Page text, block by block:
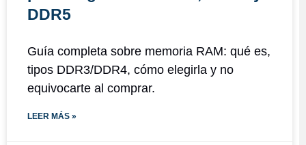
DDR5
Guía completa sobre memoria RAM: qué es,
tipos DDR3/DDR4, cómo elegirla y no
equivocarte al comprar.
LEER MÁS »